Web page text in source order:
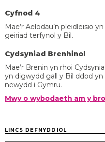
Cyfnod 4
Mae’r Aelodau’n pleidleisio
geiriad terfynol y Bil.
Cydsyniad Brenhinol
Mae’r Brenin yn rhoi
yn digwydd gall y Bil ddod
newydd i Gymru.
Mwy o wybodaeth am y
LINCS DEFNYDDIOL